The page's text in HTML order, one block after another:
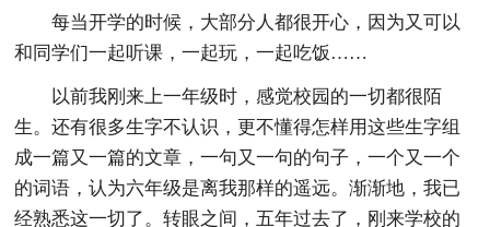
每当开学的时候，大部分人都很开心，因为又可以
和同学们一起听课，一起玩，一起吃饭……
以前我刚来上一年级时，感觉校园的一切都很陌
生。还有很多生字不认识，更不懂得怎样用这些生字组
成一篇又一篇的文章，一句又一句的句子，一个又一个
的词语，认为六年级是离我那样的遥远。渐渐地，我已
经熟悉这一切了。转眼之间，五年过去了，刚来学校的